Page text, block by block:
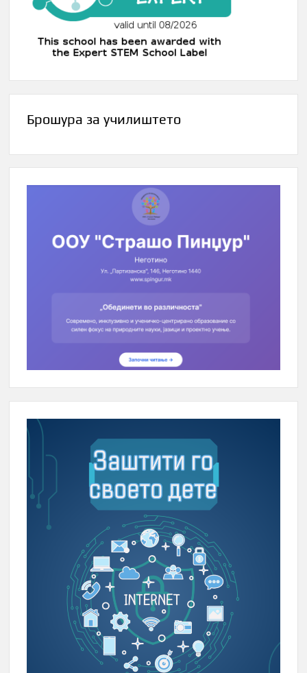
Брошура за училиштето